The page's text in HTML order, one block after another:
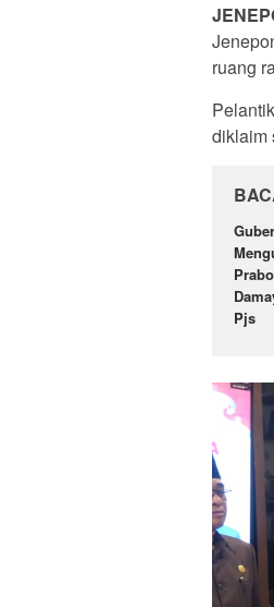
ruang
diklaim
Pjs